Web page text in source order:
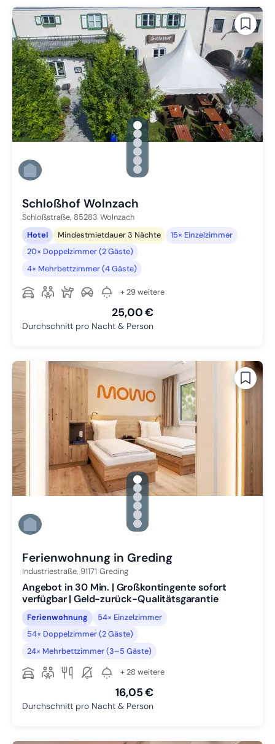
gallery.slide_selector
Zu Slide 1 wechseln
Zu Slide 2 wechseln
Zu Slide 3 wechseln
Zu Slide 4 wechseln
Zu Slide 5 wechseln
Zu Slide 6 wechseln
Schloßhof Wolnzach
Schloßstraße, 85283 Wolnzach
Hotel
Mindestmietdauer 3 Nächte
15× Einzelzimmer
20× Doppelzimmer (2 Gäste)
4× Mehrbettzimmer (4 Gäste)
+ 29 weitere
25,00 €
Durchschnitt pro Nacht & Person
gallery.slide_selector
Zu Slide 1 wechseln
Zu Slide 2 wechseln
Zu Slide 3 wechseln
Zu Slide 4 wechseln
Zu Slide 5 wechseln
Zu Slide 6 wechseln
Ferienwohnung in Greding
Industriestraße, 91171 Greding
Angebot in 30 Min. | Großkontingente sofort
verfügbar | Geld-zurück-Qualitätsgarantie
Ferienwohnung
54× Einzelzimmer
54× Doppelzimmer (2 Gäste)
24× Mehrbettzimmer (3–5 Gäste)
+ 28 weitere
16,05 €
Durchschnitt pro Nacht & Person